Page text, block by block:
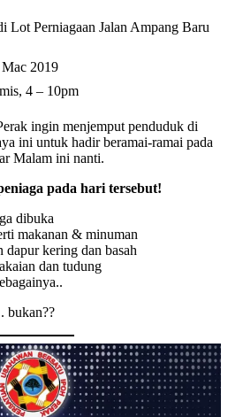
Lot Perniagaan Jalan Ampang Baru
2019
4 – 10pm
ingin menjemput penduduk di
ini untuk hadir beramai-ramai pada
Malam ini nanti.
pada hari tersebut!
dibuka
makanan & minuman
dapur kering dan basah
dan tudung
bukan??